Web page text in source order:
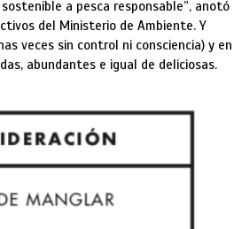
a pesca responsable”, anotó
del Ministerio de Ambiente. Y
veces sin control ni consciencia) y en
abundantes e igual de deliciosas.